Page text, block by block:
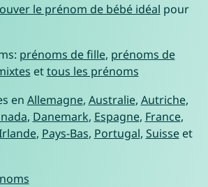
le prénom de bébé idéal pour
prénoms de fille, prénoms de
ettous les prénoms
en Allemagne, Australie, Autriche,
, Danemark, Espagne, France,
, Pays-Bas, Portugal, Suisseet